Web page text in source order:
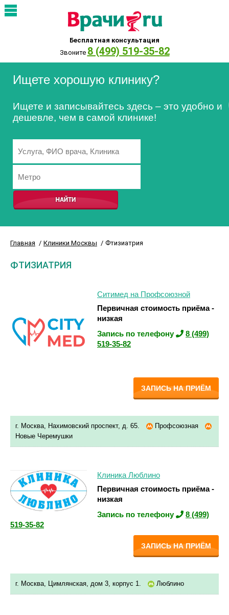
Бесплатная консультация
Звоните 8 (499) 519-35-82
Ищете хорошую клинику?
Ищете и записывайтесь здесь – это удобно и
дешевле, чем в самой клинике!
Главная Клиники Москвы Фтизиатрия
ФТИЗИАТРИЯ
Ситимед на Профсоюзной
Первичная стоимость приёма -
низкая
Запись по телефону
8 (499)
519-35-82
ЗАПИСЬ НА ПРИЁМ
г. Москва, Нахимовский проспект, д. 65.
Профсоюзная
Новые Черемушки
Клиника Люблино
Первичная стоимость приёма -
низкая
Запись по телефону
8 (499)
519-35-82
ЗАПИСЬ НА ПРИЁМ
г. Москва, Цимлянская, дом 3, корпус 1. Люблино